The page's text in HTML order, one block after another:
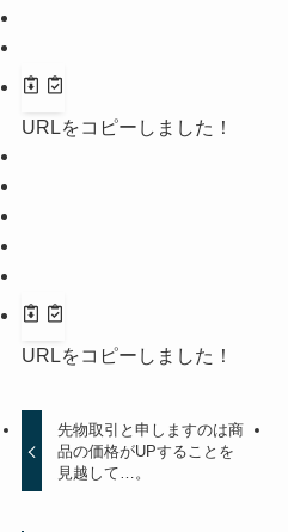
URLをコピーしました！
URLをコピーしました！
先物取引と申しますのは商
品の価格がUPすることを
見越して…。